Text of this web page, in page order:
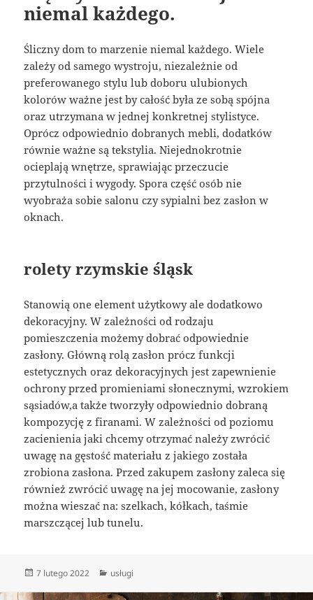
niemal każdego.
Śliczny dom to marzenie niemal każdego. Wiele
zależy od samego wystroju, niezależnie od
preferowanego stylu lub doboru ulubionych
kolorów ważne jest by całość była ze sobą spójna
oraz utrzymana w jednej konkretnej stylistyce.
Oprócz odpowiednio dobranych mebli, dodatków
równie ważne są tekstylia. Niejednokrotnie
ocieplają wnętrze, sprawiając przeczucie
przytulności i wygody. Spora część osób nie
wyobraża sobie salonu czy sypialni bez zasłon w
oknach.
rolety rzymskie śląsk
Stanowią one element użytkowy ale dodatkowo
dekoracyjny. W zależności od rodzaju
pomieszczenia możemy dobrać odpowiednie
zasłony. Główną rolą zasłon prócz funkcji
estetycznych oraz dekoracyjnych jest zapewnienie
ochrony przed promieniami słonecznymi, wzrokiem
sąsiadów,a także tworzyły odpowiednio dobraną
kompozycję z firanami. W zależności od poziomu
zacienienia jaki chcemy otrzymać należy zwrócić
uwagę na gęstość materiału z jakiego została
zrobiona zasłona. Przed zakupem zasłony zaleca się
również zwrócić uwagę na jej mocowanie, zasłony
można wieszać na: szelkach, kółkach, taśmie
marszczącej lub tunelu.
Data
7 lutego 2022 Kategorie
usługi